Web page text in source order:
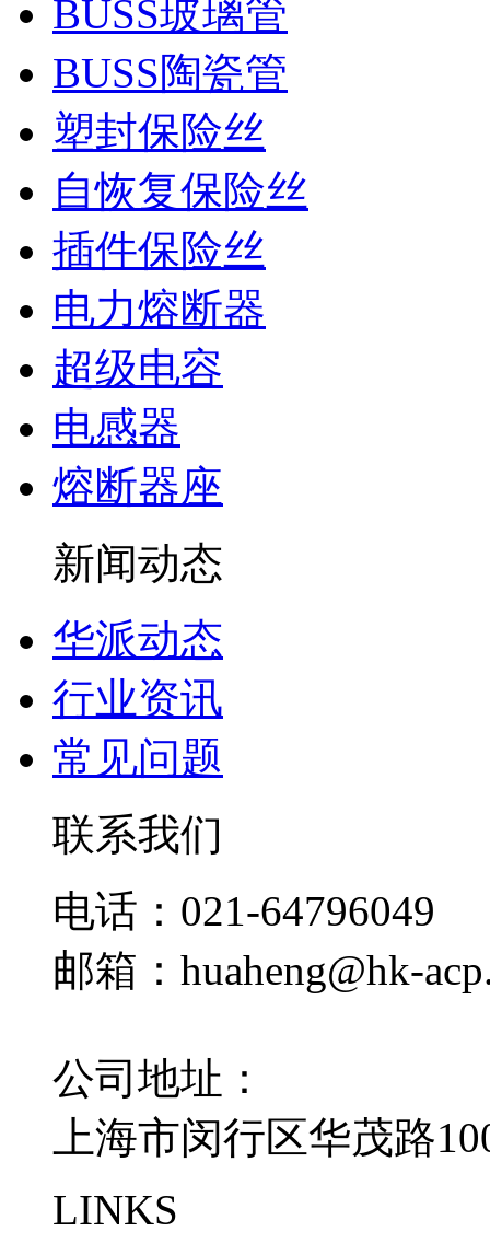
BUSS玻璃管
BUSS陶瓷管
塑封保险丝
自恢复保险丝
插件保险丝
电力熔断器
超级电容
电感器
熔断器座
新闻动态
华派动态
行业资讯
常见问题
联系我们
电话：021-64796049
邮箱：huaheng@hk-
公司地址：
上海市闵行区华茂路
LINKS